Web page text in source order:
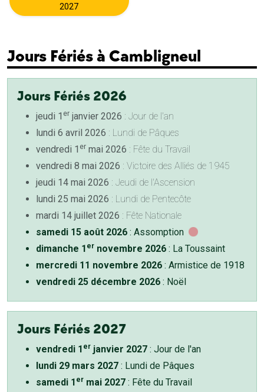
2027
Jours Fériés à Cambligneul
Jours Fériés 2026
jeudi 1 er janvier 2026 : Jour de l'an
lundi 6 avril 2026 : Lundi de Pâques
vendredi 1 er mai 2026 : Fête du Travail
vendredi 8 mai 2026 : Victoire des Alliés de 1945
jeudi 14 mai 2026 : Jeudi de l'Ascension
lundi 25 mai 2026 : Lundi de Pentecôte
mardi 14 juillet 2026 : Fête Nationale
samedi 15 août 2026 : Assomption
dimanche 1 er novembre 2026 : La Toussaint
mercredi 11 novembre 2026 : Armistice de 1918
vendredi 25 décembre 2026 : Noël
Jours Fériés 2027
vendredi 1 er janvier 2027 : Jour de l'an
lundi 29 mars 2027 : Lundi de Pâques
samedi 1 er mai 2027 : Fête du Travail